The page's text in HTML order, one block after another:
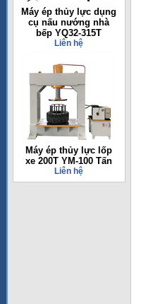
Máy ép thủy lực dụng
cụ nấu nướng nhà
bếp YQ32-315T
Liên hệ
Máy ép thủy lực lốp
xe 200T YM-100 Tấn
Liên hệ